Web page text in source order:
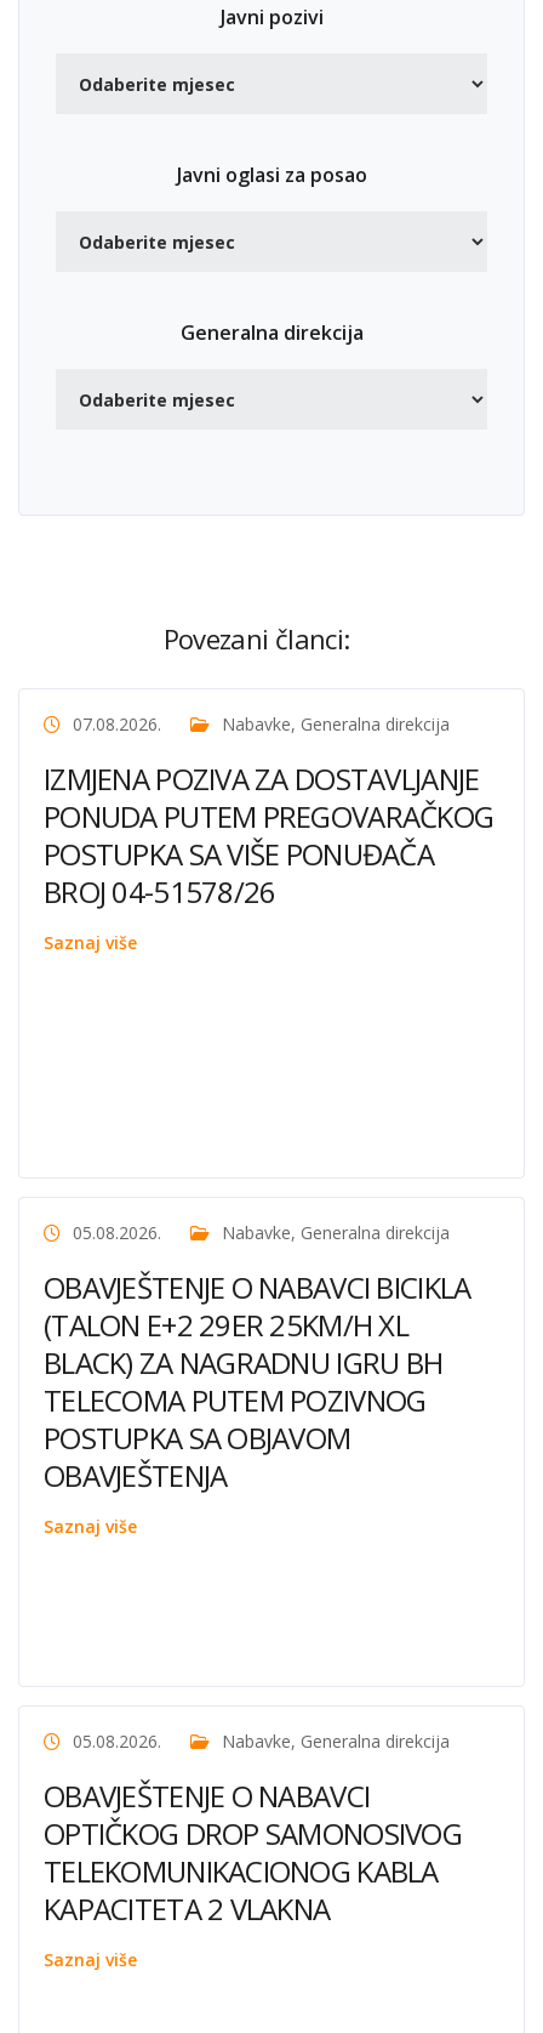
Javni pozivi
Javni oglasi za posao
Generalna direkcija
Povezani članci:
07.08.2026. Nabavke, Generalna direkcija
IZMJENA POZIVA ZA DOSTAVLJANJE
PONUDA PUTEM PREGOVARAČKOG
POSTUPKA SA VIŠE PONUĐAČA
BROJ 04-51578/26
Saznaj više
05.08.2026. Nabavke, Generalna direkcija
OBAVJEŠTENJE O NABAVCI BICIKLA
(TALON E+2 29ER 25KM/H XL
BLACK) ZA NAGRADNU IGRU BH
TELECOMA PUTEM POZIVNOG
POSTUPKA SA OBJAVOM
OBAVJEŠTENJA
Saznaj više
05.08.2026. Nabavke, Generalna direkcija
OBAVJEŠTENJE O NABAVCI
OPTIČKOG DROP SAMONOSIVOG
TELEKOMUNIKACIONOG KABLA
KAPACITETA 2 VLAKNA
Saznaj više